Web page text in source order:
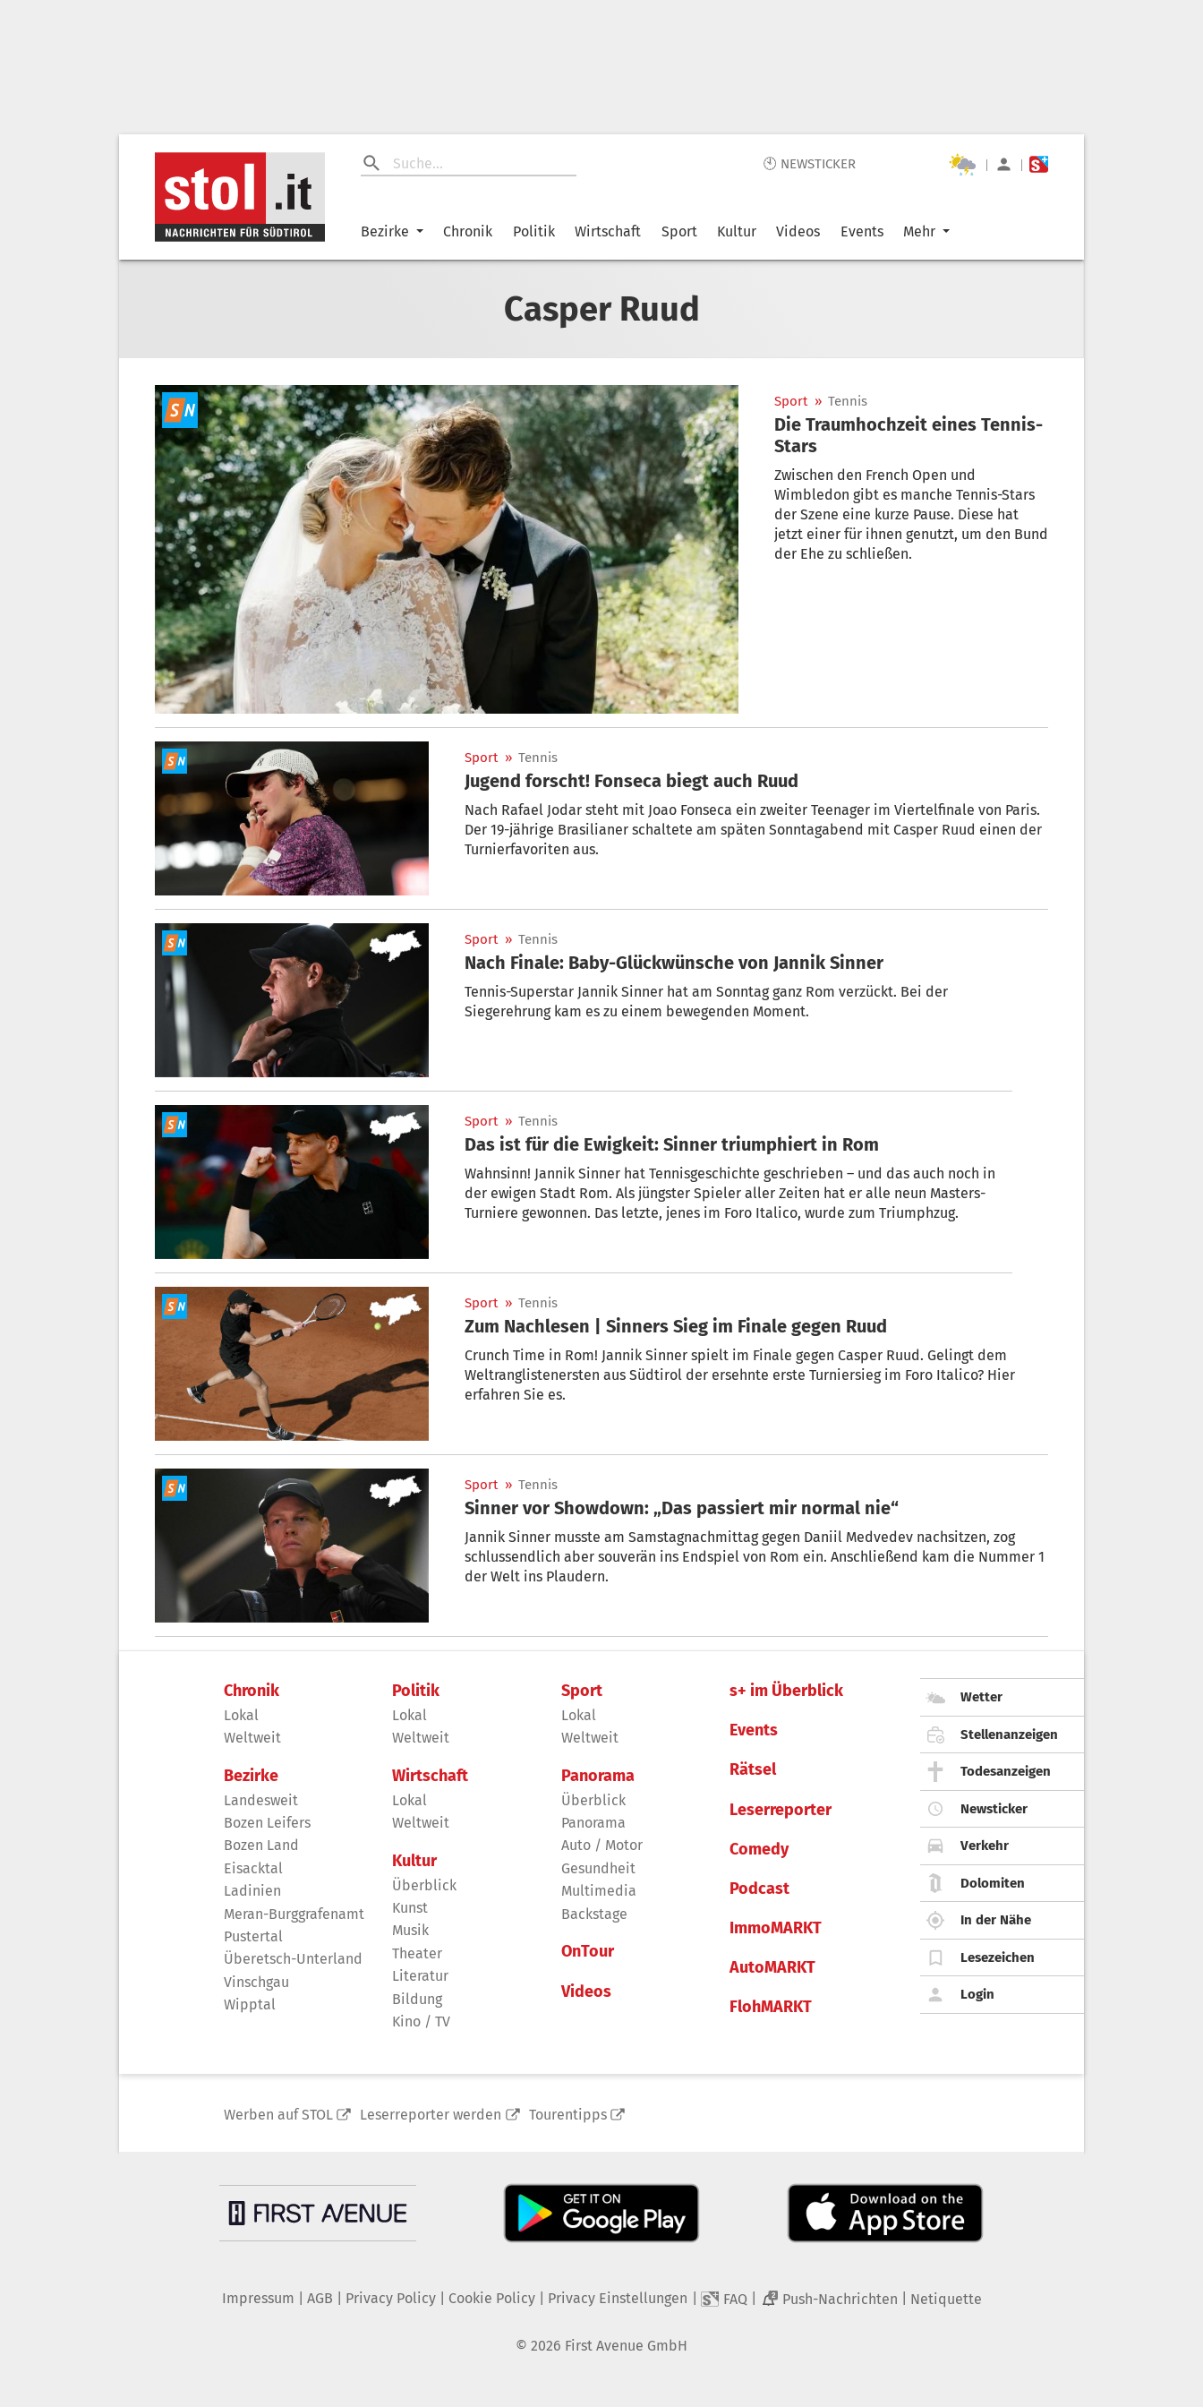
🕙 NEWSTICKER | |
Bezirke Chronik Politik Wirtschaft Sport Kultur Videos Events Mehr
Casper Ruud
Sport » Tennis
Die Traumhochzeit eines Tennis-
Stars
Zwischen den French Open und
Wimbledon gibt es manche Tennis-Stars
der Szene eine kurze Pause. Diese hat
jetzt einer für ihnen genutzt, um den Bund
der Ehe zu schließen.
Sport » Tennis
Jugend forscht! Fonseca biegt auch Ruud
Nach Rafael Jodar steht mit Joao Fonseca ein zweiter Teenager im Viertelfinale von Paris.
Der 19-jährige Brasilianer schaltete am späten Sonntagabend mit Casper Ruud einen der
Turnierfavoriten aus.
Sport » Tennis
Nach Finale: Baby-Glückwünsche von Jannik Sinner
Tennis-Superstar Jannik Sinner hat am Sonntag ganz Rom verzückt. Bei der
Siegerehrung kam es zu einem bewegenden Moment.
Sport » Tennis
Das ist für die Ewigkeit: Sinner triumphiert in Rom
Wahnsinn! Jannik Sinner hat Tennisgeschichte geschrieben – und das auch noch in
der ewigen Stadt Rom. Als jüngster Spieler aller Zeiten hat er alle neun Masters-
Turniere gewonnen. Das letzte, jenes im Foro Italico, wurde zum Triumphzug.
Sport » Tennis
Zum Nachlesen | Sinners Sieg im Finale gegen Ruud
Crunch Time in Rom! Jannik Sinner spielt im Finale gegen Casper Ruud. Gelingt dem
Weltranglistenersten aus Südtirol der ersehnte erste Turniersieg im Foro Italico? Hier
erfahren Sie es.
Sport » Tennis
Sinner vor Showdown: „Das passiert mir normal nie“
Jannik Sinner musste am Samstagnachmittag gegen Daniil Medvedev nachsitzen, zog
schlussendlich aber souverän ins Endspiel von Rom ein. Anschließend kam die Nummer 1
der Welt ins Plaudern.
Chronik
Lokal
Weltweit
Bezirke
Landesweit
Bozen Leifers
Bozen Land
Eisacktal
Ladinien
Meran-Burggrafenamt
Pustertal
Überetsch-Unterland
Vinschgau
Wipptal
Politik
Lokal
Weltweit
Wirtschaft
Lokal
Weltweit
Kultur
Überblick
Kunst
Musik
Theater
Literatur
Bildung
Kino / TV
Sport
Lokal
Weltweit
Panorama
Überblick
Panorama
Auto / Motor
Gesundheit
Multimedia
Backstage
OnTour
Videos
s+ im Überblick
Events
Rätsel
Leserreporter
Comedy
Podcast
ImmoMARKT
AutoMARKT
FlohMARKT
Wetter
Stellenanzeigen
Todesanzeigen
Newsticker
Verkehr
Dolomiten
In der Nähe
Lesezeichen
Login
Werben auf STOL Leserreporter werden Tourentipps
Impressum AGB Privacy Policy| Cookie Policy| Privacy Einstellungen FAQ 2 Push-Nachrichten Netiquette
© 2026 First Avenue GmbH